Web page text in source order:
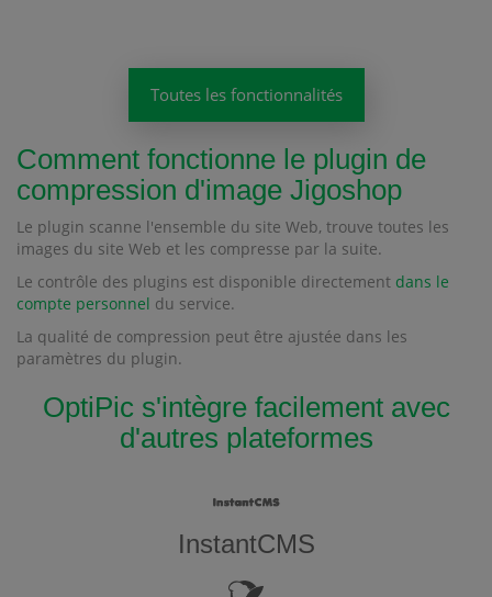
Toutes les fonctionnalités
Comment fonctionne le plugin de
compression d'image Jigoshop
Le plugin scanne l'ensemble du site Web, trouve toutes les
images du site Web et les compresse par la suite.
Le contrôle des plugins est disponible directement dans le
compte personnel du service.
La qualité de compression peut être ajustée dans les
paramètres du plugin.
OptiPic s'intègre facilement avec
d'autres plateformes
InstantCMS